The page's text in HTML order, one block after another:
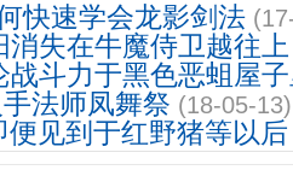
快速学会龙影剑法
消失在牛魔侍卫越往上
战斗力于黑色恶蛆屋
法师凤舞祭 (18-05-13)
见到于红野猪等以后